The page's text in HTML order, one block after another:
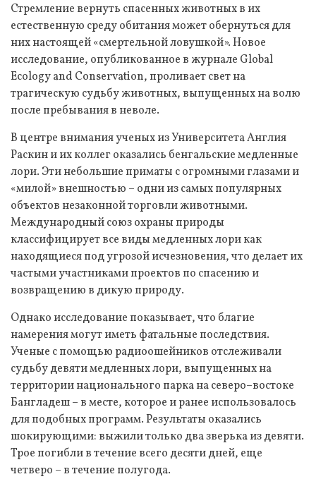
Стремление вернуть спасенных животных в их
естественную среду обитания может обернуться для
них настоящей «смертельной ловушкой». Новое
исследование, опубликованное в журнале Global
Ecology and Conservation, проливает свет на
трагическую судьбу животных, выпущенных на волю
после пребывания в неволе.
В центре внимания ученых из Университета Англия
Раскин и их коллег оказались бенгальские медленные
лори. Эти небольшие приматы с огромными глазами и
«милой» внешностью – одни из самых популярных
объектов незаконной торговли животными.
Международный союз охраны природы
классифицирует все виды медленных лори как
находящиеся под угрозой исчезновения, что делает их
частыми участниками проектов по спасению и
возвращению в дикую природу.
Однако исследование показывает, что благие
намерения могут иметь фатальные последствия.
Ученые с помощью радиоошейников отслеживали
судьбу девяти медленных лори, выпущенных на
территории национального парка на северо–востоке
Бангладеш – в месте, которое и ранее использовалось
для подобных программ. Результаты оказались
шокирующими: выжили только два зверька из девяти.
Трое погибли в течение всего десяти дней, еще
четверо – в течение полугода.